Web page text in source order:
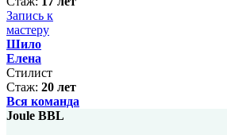
Запись к
мастеру
Шило
Елена
Стилист
Стаж: 20 лет
Вся команда
Joule BBL